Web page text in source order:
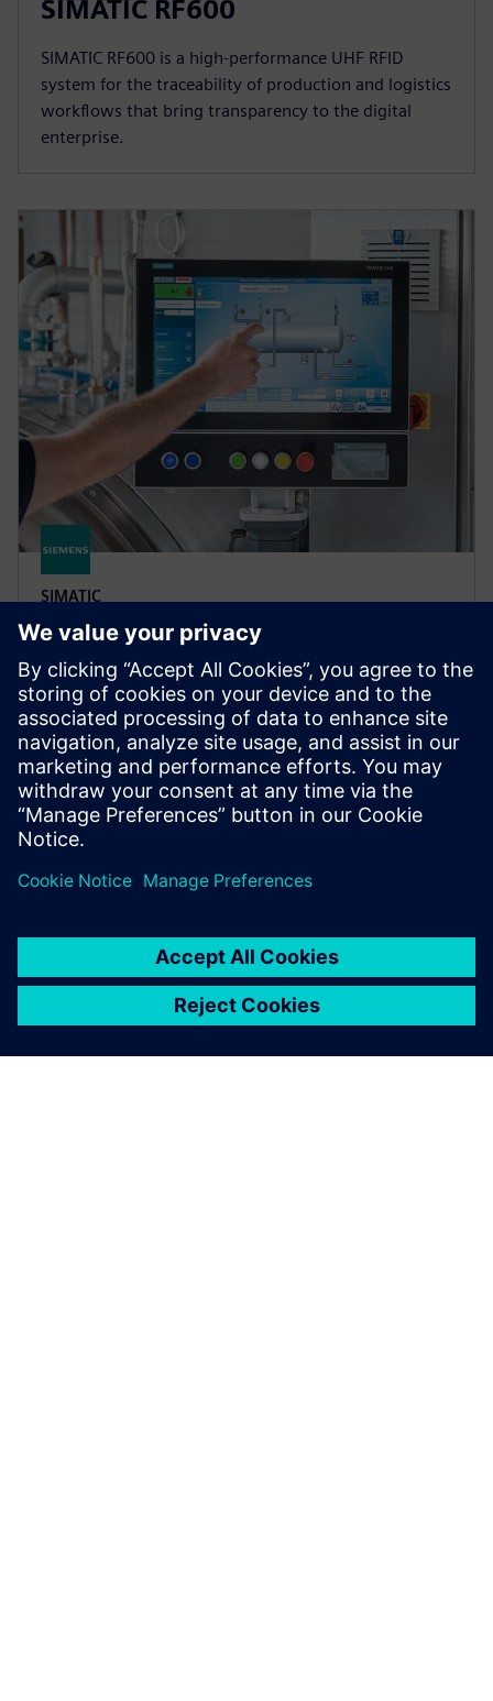
SIMATIC RF600
SIMATIC RF600 is a high-performance UHF RFID
system for the traceability of production and logistics
workflows that bring transparency to the digital
enterprise.
SIMATIC
SIMATIC RF1000
RFID-based access control for machines and
equipment, enabling secure, traceability and user-
friendly authorization to improve process reliability
and efficiency.